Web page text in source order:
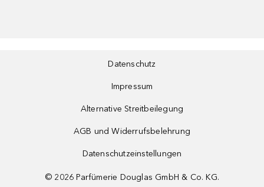
Datenschutz
Impressum
Alternative Streitbeilegung
AGB und Widerrufsbelehrung
Datenschutzeinstellungen
© 2026 Parfümerie Douglas GmbH & Co. KG.